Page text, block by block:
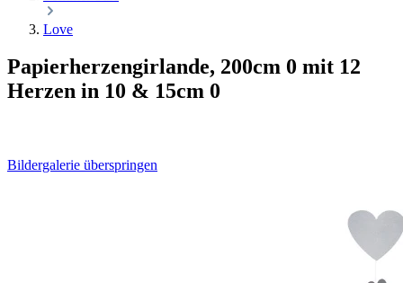
Love
Papierherzengirlande, 200cm 0 mit 12
Herzen in 10 & 15cm 0
Bildergalerie überspringen